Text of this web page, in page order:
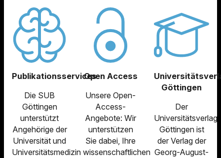
Publikationsservices
Die SUB
Göttingen
unterstützt
Angehörige der
Universität und
Universitätsmedizin
Open Access
Unsere Open-
Access-
Angebote: Wir
unterstützen
Sie dabei, Ihre
wissenschaftlichen
Göttingen
Der
Universitätsverlag
Göttingen ist
der Verlag der
Georg-August-